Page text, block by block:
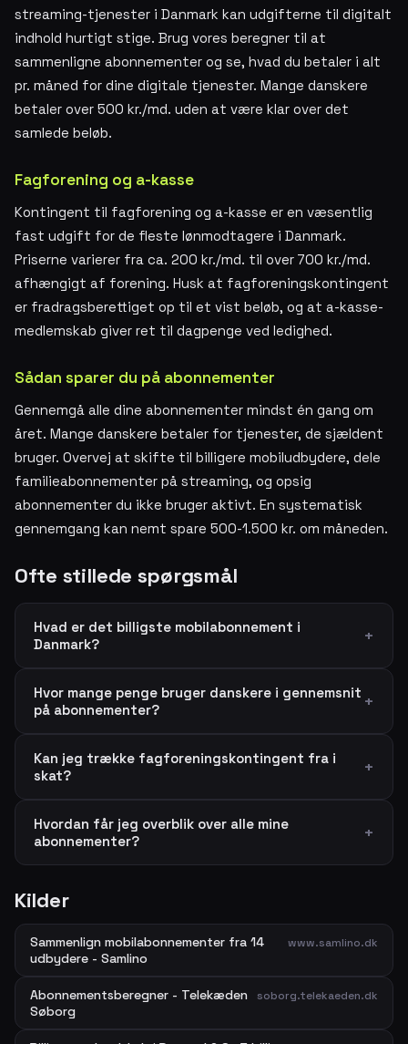
streaming-tjenester i Danmark kan udgifterne til digitalt
indhold hurtigt stige. Brug vores beregner til at
sammenligne abonnementer og se, hvad du betaler i alt
pr. måned for dine digitale tjenester. Mange danskere
betaler over 500 kr./md. uden at være klar over det
samlede beløb.
Fagforening og a-kasse
Kontingent til fagforening og a-kasse er en væsentlig
fast udgift for de fleste lønmodtagere i Danmark.
Priserne varierer fra ca. 200 kr./md. til over 700 kr./md.
afhængigt af forening. Husk at fagforeningskontingent
er fradragsberettiget op til et vist beløb, og at a-kasse-
medlemskab giver ret til dagpenge ved ledighed.
Sådan sparer du på abonnementer
Gennemgå alle dine abonnementer mindst én gang om
året. Mange danskere betaler for tjenester, de sjældent
bruger. Overvej at skifte til billigere mobiludbydere, dele
familieabonnementer på streaming, og opsig
abonnementer du ikke bruger aktivt. En systematisk
gennemgang kan nemt spare 500-1.500 kr. om måneden.
Ofte stillede spørgsmål
Hvad er det billigste mobilabonnement i
Danmark?
Hvor mange penge bruger danskere i gennemsnit
på abonnementer?
Kan jeg trække fagforeningskontingent fra i
skat?
Hvordan får jeg overblik over alle mine
abonnementer?
Kilder
Sammenlign mobilabonnementer fra 14
udbydere - Samlino
www.samlino.dk
Abonnementsberegner - Telekæden
Søborg
soborg.telekaeden.dk